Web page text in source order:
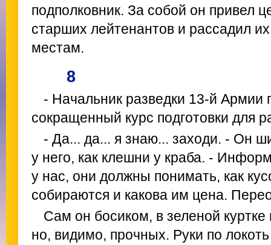
подполковник. За собой он привел
старших лейтенантов и рассадил
местам.
8
- Начальник разведки 13-й Армии
сокращенный курс подготовки для
- Да... да... я знаю... заходи. - Он
у него, как клешни у краба. -
у нас, они должны понимать, как
собираются и какова им цена.
Сам он босиком, в зеленой
но, видимо, прочных. Руки по